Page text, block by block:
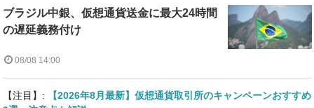
ブラジル中銀、仮想通貨送金に最大24時間
の遅延義務付け
08/08 14:00
【注目】:
【2026年8月最新】仮想通貨取引所のキャンペーンおすすめ